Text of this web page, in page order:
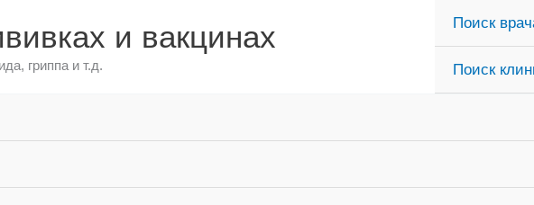
и вакцинах
гриппа и т.д.
Поиск
Поиск